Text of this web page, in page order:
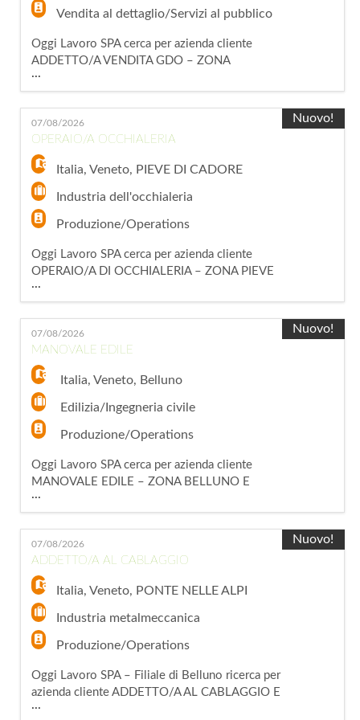
Vendita al dettaglio/Servizi al pubblico
Oggi Lavoro SPA cerca per azienda cliente
ADDETTO/A VENDITA GDO – ZONA
BELLUNO Per importante realtà operante nel
settore della Grande Distribuzione Organizzata
(GDO), siamo alla ricerca di una risorsa da
inserire all'interno del punto vendita. La figura
selezionata si occuperà delle attività di vendita,
assistenza alla clientela e gestione degl
...
07/08/2026
OPERAIO/A OCCHIALERIA
Italia,Veneto, PIEVE DI CADORE
Industria dell'occhialeria
Produzione/Operations
Oggi Lavoro SPA cerca per azienda cliente
OPERAIO/A DI OCCHIALERIA – ZONA PIEVE
DI CADORE Per importante azienda del settore
occhialeria situata in zona Pieve di Cadore,
siamo alla ricerca di una risorsa con esperienza
nel settore da inserire all'interno del reparto
produttivo. Mansioni principali: -
Assemblaggio e lavorazione di componenti
...
Nuovo!
07/08/2026
MANOVALE EDILE
Italia,Veneto, Belluno
Edilizia/Ingegneria civile
Produzione/Operations
Oggi Lavoro SPA cerca per azienda cliente
MANOVALE EDILE – ZONA BELLUNO E
CANTIERI LIMITROFI Per azienda operante nel
settore edile, siamo alla ricerca di una risorsa
da inserire all'interno della squadra di lavoro.
La figura selezionata affiancherà il personale
specializzato nelle attività di cantiere,
contribuendo alla realizzazione delle lavor
...
Nuovo!
07/08/2026
ADDETTO/A AL CABLAGGIO
Italia,Veneto, PONTE NELLE ALPI
Industria metalmeccanica
Produzione/Operations
Oggi Lavoro SPA – Filiale di Belluno ricerca per
azienda cliente ADDETTO/A AL CABLAGGIO E
ASSEMBLAGGIO ELETTRICO Per azienda
...
Nuovo!